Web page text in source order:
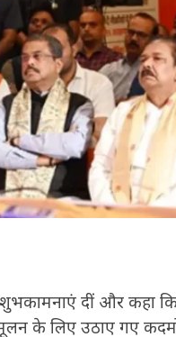
शुभकामनाएं दीं और कहा
के लिए उठाए गए